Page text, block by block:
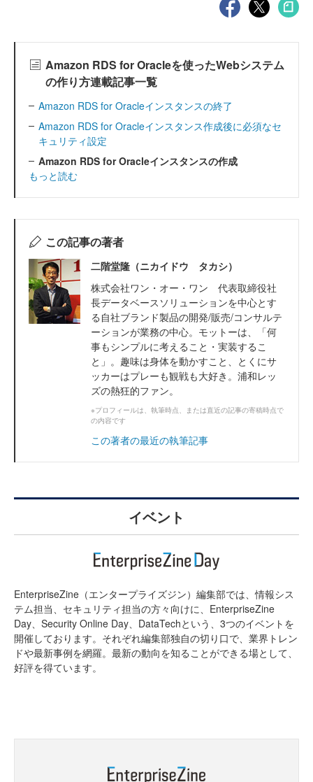
Amazon RDS for Oracleを使ったWebシステム
の作り方連載記事一覧
Amazon RDS for Oracleインスタンスの終了
Amazon RDS for Oracleインスタンス作成後に必須なセ
キュリティ設定
Amazon RDS for Oracleインスタンスの作成
もっと読む
この記事の著者
二階堂隆（ニカイドウ タカシ）
株式会社ワン・オー・ワン 代表取締役社
長データベースソリューションを中心とす
る自社ブランド製品の開発/販売/コンサルテ
ーションが業務の中心。モットーは、「何
事もシンプルに考えること・実装するこ
と」。趣味は身体を動かすこと、とくにサ
ッカーはプレーも観戦も大好き。浦和レッ
ズの熱狂的ファン。
※プロフィールは、執筆時点、または直近の記事の寄稿時点で
の内容です
この著者の最近の執筆記事
イベント
EnterpriseZine（エンタープライズジン）編集部では、情報シス
テム担当、セキュリティ担当の方々向けに、EnterpriseZine
Day、Security Online Day、DataTechという、3つのイベントを
開催しております。それぞれ編集部独自の切り口で、業界トレン
ドや最新事例を網羅。最新の動向を知ることができる場として、
好評を得ています。